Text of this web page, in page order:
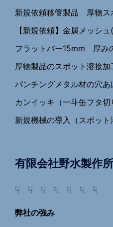
新規依頼移管製品 厚物ス
【新規依頼】金属メッシ
フラットバー15mm 厚み
厚物製品のスポット溶接加
パンチングメタル材の穴あ
カンイッキ（一斗缶フタ
新規機械の導入（スポット
有限会社野水製作
☟ ☟ ☟ ☟ ☟ ☟ ☟
弊社の強み